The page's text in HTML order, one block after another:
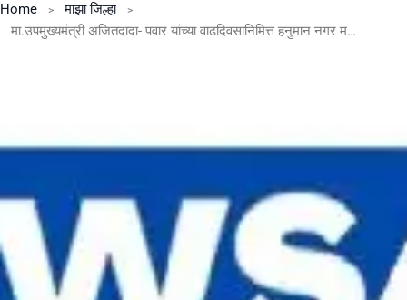
Home
माझा जिल्हा
मा.उपमुख्यमंत्री अजितदादा- पवार यांच्या वाढदिवसानिमित्त हनुमान नगर महिला बचत गट ग्रुप आयोजित 23 जुलै रोजी भव्य आरोग्य शिबिर.